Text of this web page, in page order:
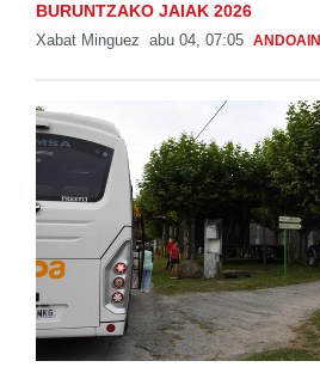
BURUNTZAKO JAIAK 2026
Xabat Minguez abu 04, 07:05 ANDOAIN